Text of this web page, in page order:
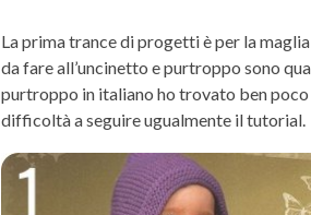
La prima trance di progetti è per la
da fare all’uncinetto e purtroppo sono
purtroppo in italiano ho trovato ben
difficoltà a seguire ugualmente il tutorial.